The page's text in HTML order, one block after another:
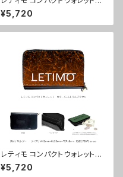
カラー/センスブラック ■配送
まで3週間
¥5,720
レティモ コンパクトウォレット
カラー/ミストラルブラウン ■
配送まで3週間
¥5,720